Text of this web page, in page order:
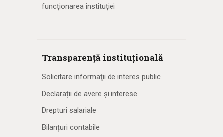
funcționarea instituției
Transparență instituțională
Solicitare informaţii de interes public
Declarații de avere și interese
Drepturi salariale
Bilanțuri contabile